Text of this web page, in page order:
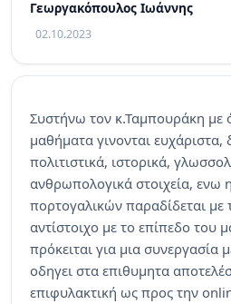
Γεωργακόπουλος Ιωάννης
02.10.2023
Συστήνω τον κ.Ταμπουράκη με
μαθήματα γινονται ευχάριστα,
πολιτιστικά, ιστορικά,
ανθρωπολογικά στοιχεία,
πορτογαλικών παραδίδεται με
αντίστοιχο με το επίπεδο του
πρόκειται για μια
οδηγει στα επιθυμητα
επιφυλακτική ως προς την